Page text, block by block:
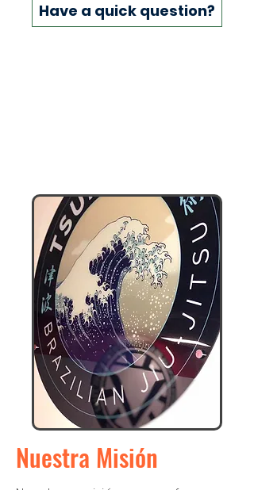
Have a quick question?
Nuestra Misión